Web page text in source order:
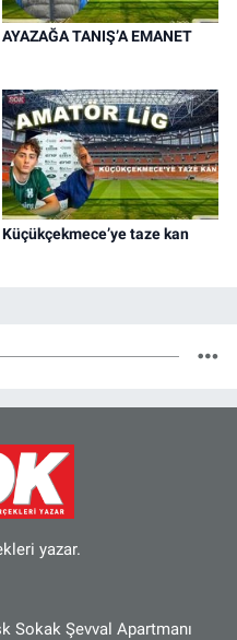
AYAZAĞA TANIŞ’A EMANET
Küçükçekmece’ye taze kan
yazar.
Sokak Şevval Apartmanı